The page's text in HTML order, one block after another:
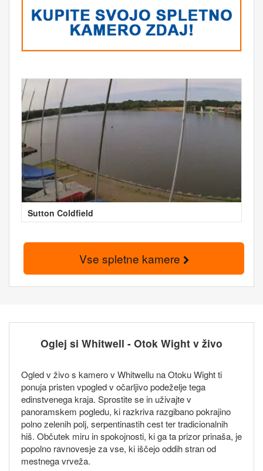
Sutton Coldfield
Vse spletne kamere
Oglej si Whitwell - Otok Wight v živo
Ogled v živo s kamero v Whitwellu na Otoku Wight ti
ponuja pristen vpogled v očarljivo podeželje tega
edinstvenega kraja. Sprostite se in uživajte v
panoramskem pogledu, ki razkriva razgibano pokrajino
polno zelenih polj, serpentinastih cest ter tradicionalnih
hiš. Občutek miru in spokojnosti, ki ga ta prizor prinaša, je
popolno ravnovesje za vse, ki iščejo oddih stran od
mestnega vrveža.